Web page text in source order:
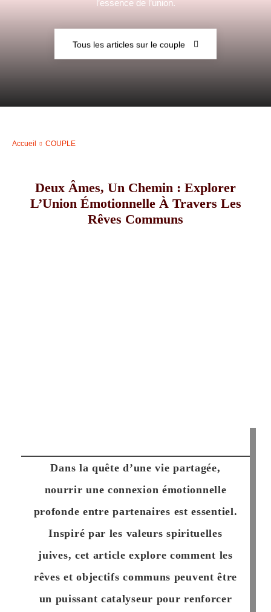
–
l’essence de l’union.
Tous les articles sur le couple
Accueil COUPLE
Deux Âmes, Un Chemin : Explorer
L’Union Émotionnelle À Travers Les
Rêves Communs
Dans la quête d’une vie partagée,
nourrir une connexion émotionnelle
profonde entre partenaires est essentiel.
Inspiré par les valeurs spirituelles
juives, cet article explore comment les
rêves et objectifs communs peuvent être
un puissant catalyseur pour renforcer